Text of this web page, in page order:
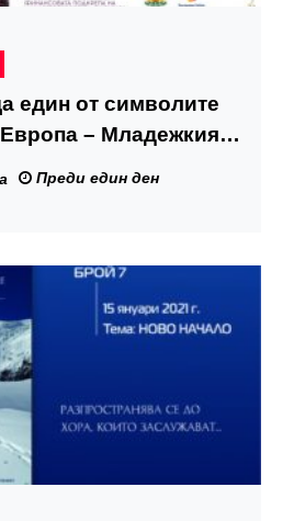
един от символите
– Младежкия
на ЕС
Преди един ден